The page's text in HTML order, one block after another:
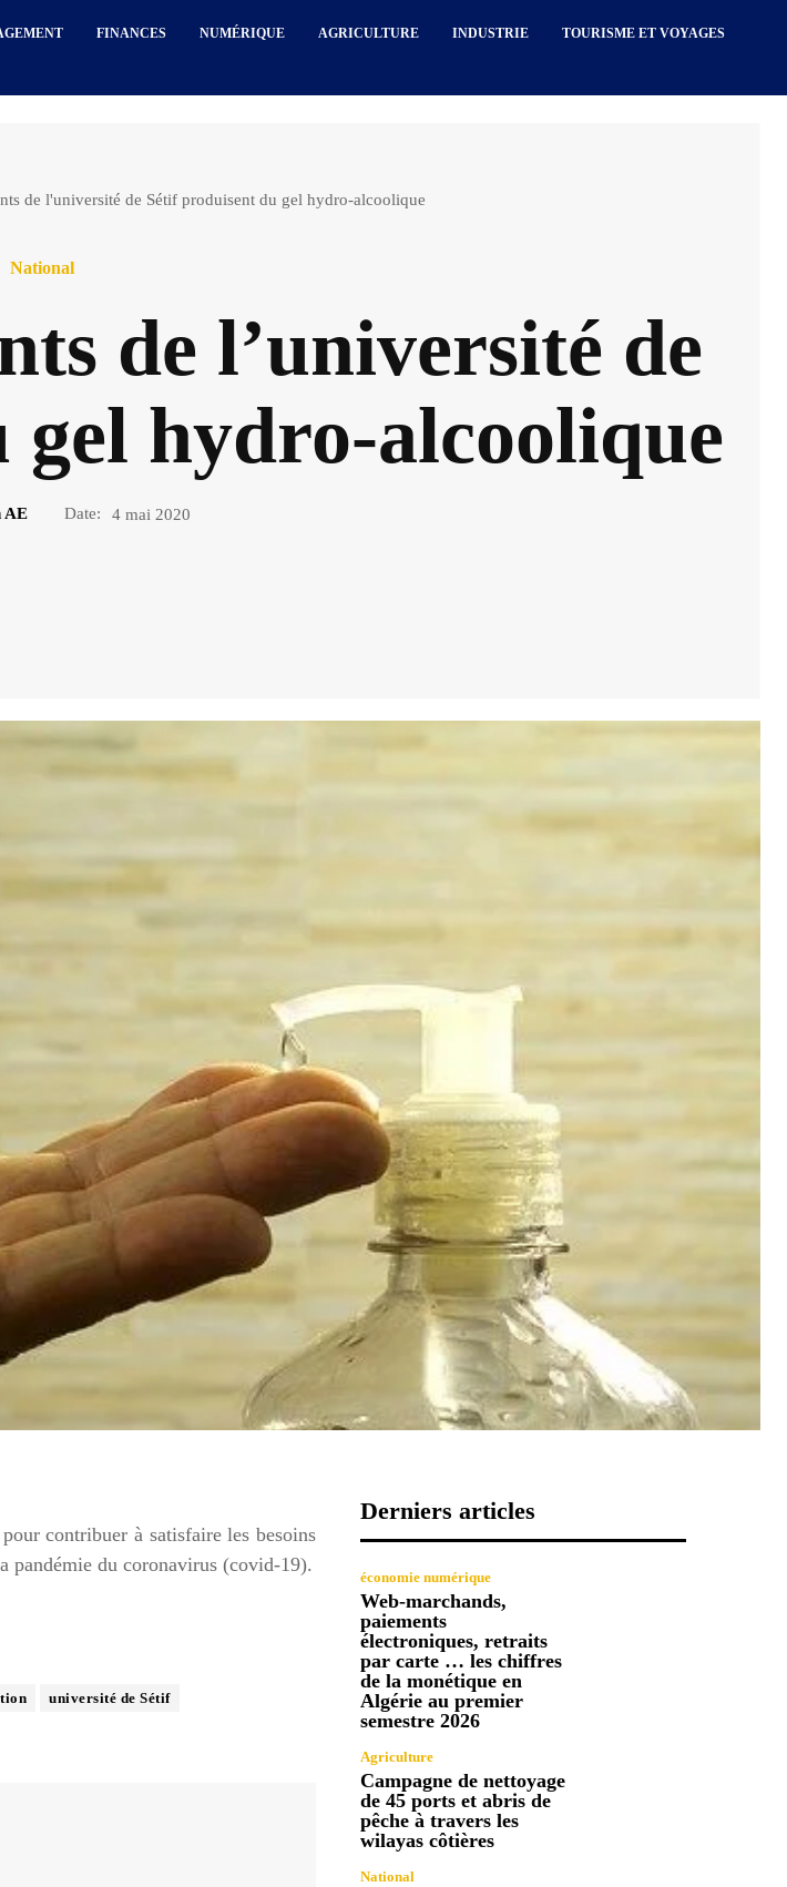
FINANCES NUMÉRIQUE AGRICULTURE INDUSTRIE TOURISME ET VOYAGES
de l'université de Sétif produisent du gel hydro-alcoolique
National
de l’université de
hydro-alcoolique
AE Date: 4 mai 2020
contribuer à satisfaire les besoins
pandémie du coronavirus (covid-19).
université de Sétif
Derniers articles
économie numérique
Web-marchands,
paiements
électroniques, retraits
par carte … les chiffres
de la monétique en
Algérie au premier
semestre 2026
Agriculture
Campagne de nettoyage
de 45 ports et abris de
pêche à travers les
wilayas côtières
National